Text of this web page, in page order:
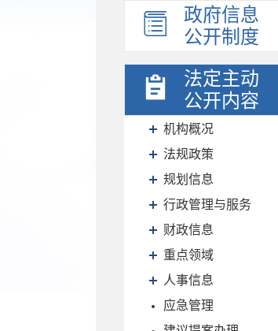
政府信息
公开制度
法定主动
公开内容
机构概况
法规政策
规划信息
行政管理与服务
财政信息
重点领域
人事信息
应急管理